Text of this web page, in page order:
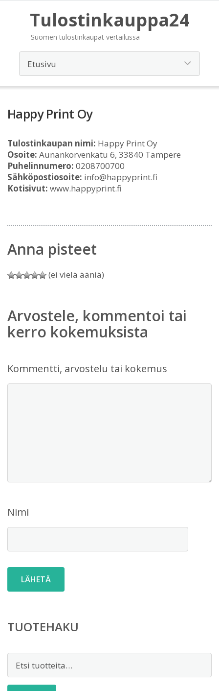
Tulostinkauppa24
Suomen tulostinkaupat vertailussa
Happy Print Oy
Tulostinkaupan nimi: Happy Print Oy
Osoite: Aunankorvenkatu 6, 33840 Tampere
Puhelinnumero: 0208700700
Sähköpostiosoite: info@happyprint.fi
Kotisivut: www.happyprint.fi
Anna pisteet
(ei vielä ääniä)
Arvostele, kommentoi tai
kerro kokemuksista
Kommentti, arvostelu tai kokemus
Nimi
TUOTEHAKU